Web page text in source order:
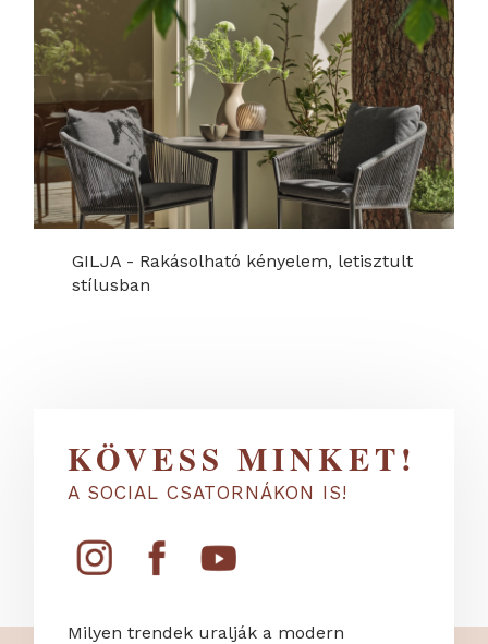
GILJA - Rakásolható kényelem, letisztult
stílusban
KÖVESS MINKET!
A SOCIAL CSATORNÁKON IS!
Milyen trendek uralják a modern